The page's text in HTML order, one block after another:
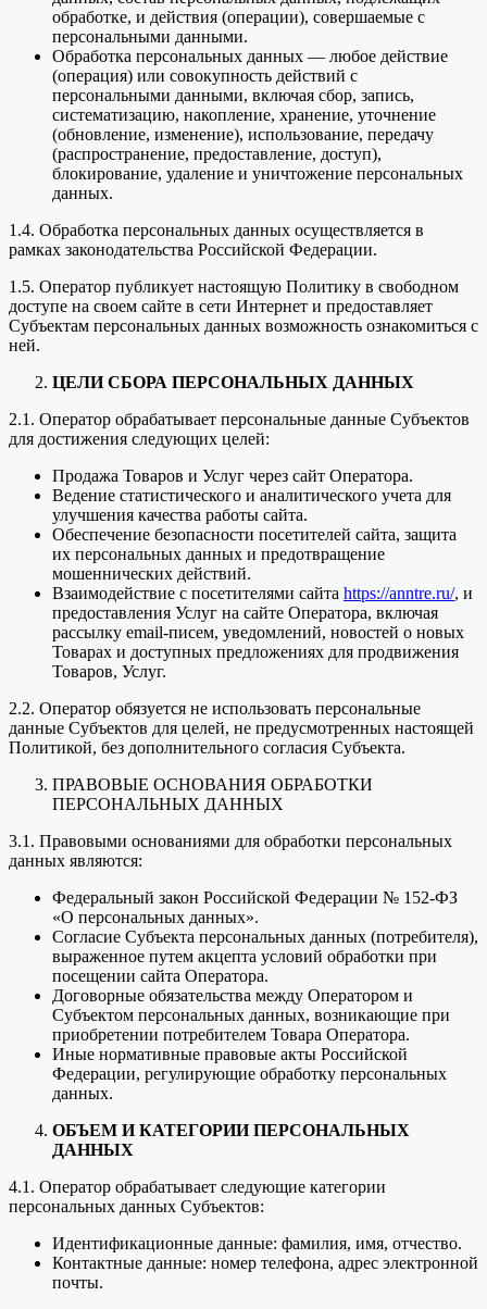
обработке, и действия (операции), совершаемые с
персональными данными.
Обработка персональных данных — любое действие
(операция) или совокупность действий с
персональными данными, включая сбор, запись,
систематизацию, накопление, хранение, уточнение
(обновление, изменение), использование, передачу
(распространение, предоставление, доступ),
блокирование, удаление и уничтожение персональных
данных.
1.4. Обработка персональных данных осуществляется в
рамках законодательства Российской Федерации.
1.5. Оператор публикует настоящую Политику в свободном
доступе на своем сайте в сети Интернет и предоставляет
Субъектам персональных данных возможность ознакомиться с
ней.
ЦЕЛИ СБОРА ПЕРСОНАЛЬНЫХ ДАННЫХ
2.1. Оператор обрабатывает персональные данные Субъектов
для достижения следующих целей:
Продажа Товаров и Услуг через сайт Оператора.
Ведение статистического и аналитического учета для
улучшения качества работы сайта.
Обеспечение безопасности посетителей сайта, защита
их персональных данных и предотвращение
мошеннических действий.
Взаимодействие с посетителями сайта https://anntre.ru/, и
предоставления Услуг на сайте Оператора, включая
рассылку email-писем, уведомлений, новостей о новых
Товарах и доступных предложениях для продвижения
Товаров, Услуг.
2.2. Оператор обязуется не использовать персональные
данные Субъектов для целей, не предусмотренных настоящей
Политикой, без дополнительного согласия Субъекта.
ПРАВОВЫЕ ОСНОВАНИЯ ОБРАБОТКИ
ПЕРСОНАЛЬНЫХ ДАННЫХ
3.1. Правовыми основаниями для обработки персональных
данных являются:
Федеральный закон Российской Федерации № 152-ФЗ
«О персональных данных».
Согласие Субъекта персональных данных (потребителя),
выраженное путем акцепта условий обработки при
посещении сайта Оператора.
Договорные обязательства между Оператором и
Субъектом персональных данных, возникающие при
приобретении потребителем Товара Оператора.
Иные нормативные правовые акты Российской
Федерации, регулирующие обработку персональных
данных.
ОБЪЕМ И КАТЕГОРИИ ПЕРСОНАЛЬНЫХ
ДАННЫХ
4.1. Оператор обрабатывает следующие категории
персональных данных Субъектов:
Идентификационные данные: фамилия, имя, отчество.
Контактные данные: номер телефона, адрес электронной
почты.